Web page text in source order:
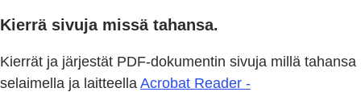
Kierrä sivuja missä tahansa.
Kierrät ja järjestät PDF-dokumentin sivuja millä tahansa
selaimella ja laitteella Acrobat Reader -